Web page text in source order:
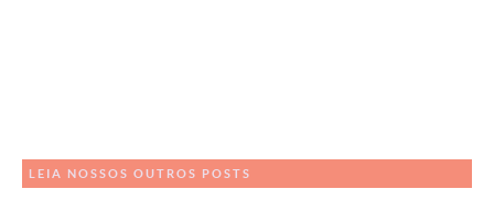
LEIA NOSSOS OUTROS POSTS